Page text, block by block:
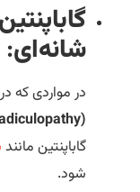
شانه‌ای:
در مواردی که درد
گاباپنتین مانند
شود.